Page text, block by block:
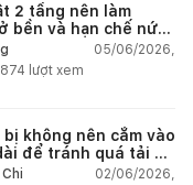
2 tầng nên làm
bền và hạn chế nứt
05/06/2026,
lượt xem
không nên cắm vào
để tránh quá tải và
nhà
02/06/2026,